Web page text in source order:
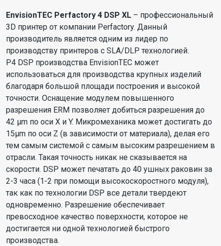
EnvisionTEC Perfactory 4 DSP XL – профессиональный
3D принтер от компании Perfactory. Данный
производитель является одним из лидер по
производству принтеров с SLA/DLP технологией.
P4 DSP производства EnvisionTEC может
использоваться для производства крупных изделий
благодаря большой площади построения и высокой
точности. Оснащение модулем повышенного
разрешения ERM позволяет добиться разрешения до
42 µm по оси X и Y. Микромеханика может достигать до
15µm по оси Z (в зависимости от материала), делая его
тем самым системой с самым высоким разрешением в
отрасли. Такая точность никак не сказывается на
скорости. DSP может печатать до 40 ушных раковин за
2-3 часа (1-2 при помощи высокоскоростного модуля),
так как по технологии DSP все детали твердеют
одновременно. Разрешение обеспечивает
превосходное качество поверхности, которое не
достигается ни одной технологией быстрого
производства.